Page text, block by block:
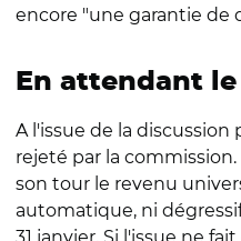
cette page sur Linkedin
cette page sur Twitter
page sur Courriel
encore "une garantie de
En attendant
A l'issue de la
rejeté par la
son tour le revenu
automatique, ni